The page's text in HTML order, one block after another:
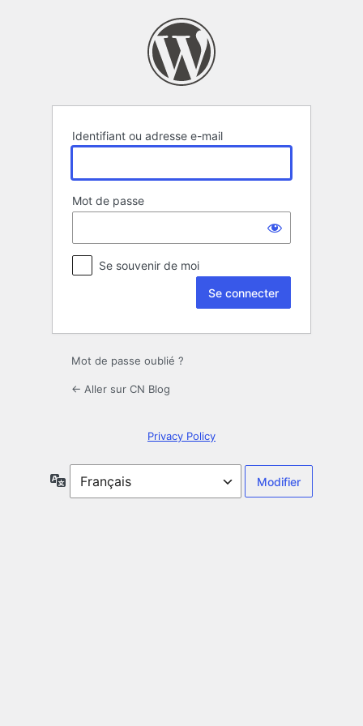
Identifiant ou adresse e-mail
Mot de passe
Se souvenir de moi
Mot de passe oublié ?
← Aller sur CN Blog
Privacy Policy
Langue